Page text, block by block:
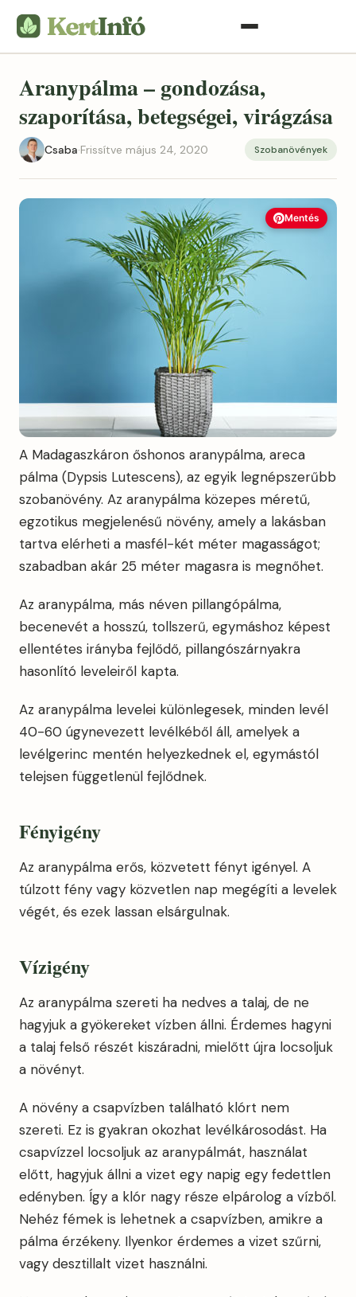
Aranypálma – gondozása,
szaporítása, betegségei, virágzása
Csaba·Frissítve május 24, 2020 Szobanövények
Mentés
A Madagaszkáron őshonos aranypálma, areca
pálma (Dypsis Lutescens), az egyik legnépszerűbb
szobanövény. Az aranypálma közepes méretű,
egzotikus megjelenésű növény, amely a lakásban
tartva elérheti a masfél-két méter magasságot;
szabadban akár 25 méter magasra is megnőhet.
Az aranypálma, más néven pillangópálma,
becenevét a hosszú, tollszerű, egymáshoz képest
ellentétes irányba fejlődő, pillangószárnyakra
hasonlító leveleiről kapta.
Az aranypálma levelei különlegesek, minden levél
40-60 úgynevezett levélkéből áll, amelyek a
levélgerinc mentén helyezkednek el, egymástól
telejsen függetlenül fejlődnek.
Fényigény
Az aranypálma erős, közvetett fényt igényel. A
túlzott fény vagy közvetlen nap megégíti a levelek
végét, és ezek lassan elsárgulnak.
Vízigény
Az aranypálma szereti ha nedves a talaj, de ne
hagyjuk a gyökereket vízben állni. Érdemes hagyni
a talaj felső részét kiszáradni, mielőtt újra locsoljuk
a növényt.
A növény a csapvízben található klórt nem
szereti. Ez is gyakran okozhat levélkárosodást. Ha
csapvízzel locsoljuk az aranypálmát, használat
előtt, hagyjuk állni a vizet egy napig egy fedettlen
edényben. Így a klór nagy része elpárolog a vízből.
Nehéz fémek is lehetnek a csapvízben, amikre a
pálma érzékeny. Ilyenkor érdemes a vizet szűrni,
vagy desztillalt vizet használni.